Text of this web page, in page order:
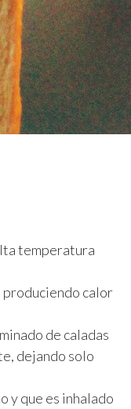
temperatura
produciendo calor
de caladas
dejando solo
y que es inhalado